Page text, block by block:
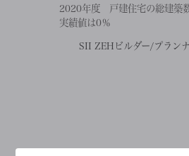
2020年度 戸建住宅の総建築
実績値は0％
SII ZEHビルダー/プラン